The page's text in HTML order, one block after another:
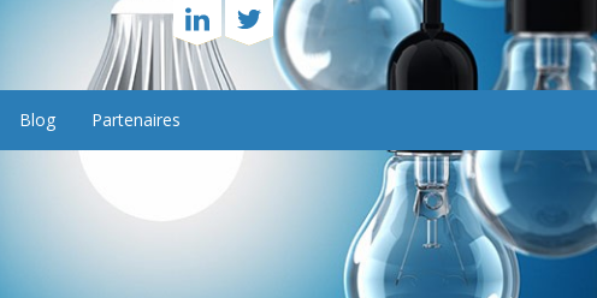
Blog Partenaires